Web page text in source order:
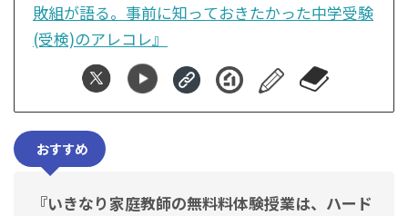
敗組が語る。事前に知っておきたかった中学受験
(受検)のアレコレ』
おすすめ
『いきなり家庭教師の無料料体験授業は、ハード